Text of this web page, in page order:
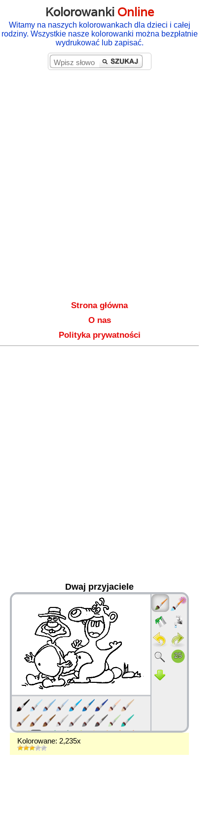
Kolorowanki Online
Witamy na naszych kolorowankach dla dzieci i całej
rodziny. Wszystkie nasze kolorowanki można bezpłatnie
wydrukować lub zapisać.
Strona główna
O nas
Polityka prywatności
Dwaj przyjaciele
Kolorowane: 2,235x